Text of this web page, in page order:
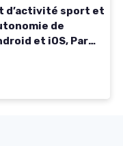
d’activité sport et
de
et iOS, Parme